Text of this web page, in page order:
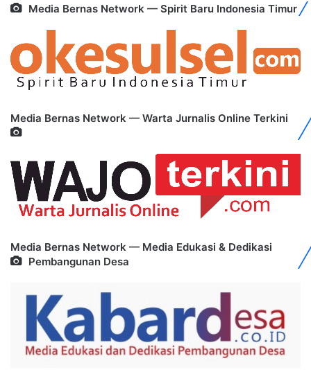
Media Bernas Network — Spirit Baru Indonesia Timur
Media Bernas Network — Warta Jurnalis Online Terkini
Media Bernas Network — Media Edukasi & Dedikasi
Pembangunan Desa